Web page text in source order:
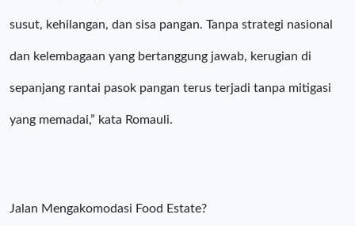
susut, kehilangan, dan sisa pangan. Tanpa strategi nasional
dan kelembagaan yang bertanggung jawab, kerugian di
sepanjang rantai pasok pangan terus terjadi tanpa mitigasi
yang memadai,” kata Romauli.
Jalan Mengakomodasi Food Estate?